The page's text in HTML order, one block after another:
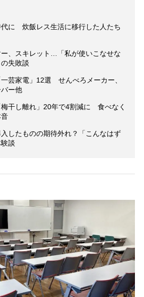
代に 炊飯レス生活に移行した人たち
、スキレット…「私が使いこなせな
失敗談
芸家電」12選 せんべろメーカー、
ー他
梅干し離れ」20年で4割減に 食べなく
したものの期待外れ？「こんなはず
談